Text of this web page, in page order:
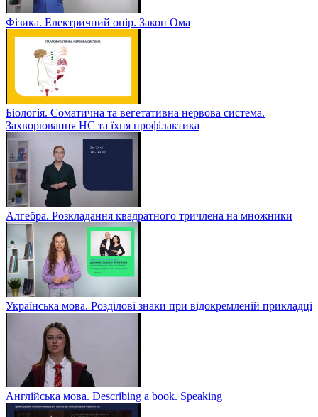
Фізика. Електричний опір. Закон Ома
Біологія. Соматична та вегетативна нервова система.
Захворювання НС та їхня профілактика
Алгебра. Розкладання квадратного тричлена на множники
Українська мова. Розділові знаки при відокремленій прикладці
Англійська мова. Describing a book. Speaking